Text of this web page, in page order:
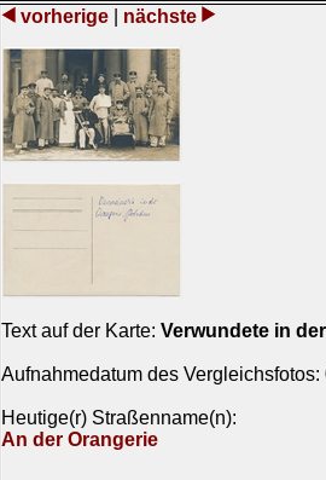
vorherige nächste
Text auf der Karte: Verwundete in
Aufnahmedatum des Vergleichsfotos:
Heutige(r) Straßenname(n):
An der Orangerie